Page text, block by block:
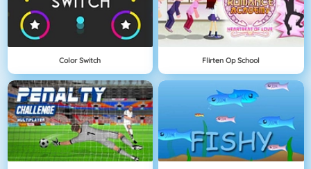
Color Switch Flirten Op School